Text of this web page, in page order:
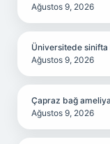
Ağustos 9, 2026
Üniversitede sinifta
Ağustos 9, 2026
Çapraz bağ
Ağustos 9, 2026